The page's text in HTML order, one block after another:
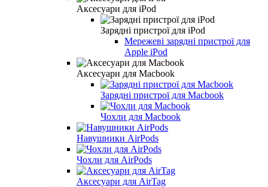
Аксесуари для iPod
Зарядні пристрої для iPod
Мережеві зарядні пристрої для
Apple iPod
Аксесуари для Macbook
Зарядні пристрої для Macbook
Чохли для Macbook
Навушники AirPods
Чохли для AirPods
Аксесуари для AirTag